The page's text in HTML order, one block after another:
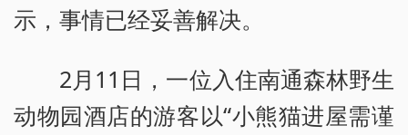
示，事情已经妥善解决。
2月11日，一位入住南通森林野生
动物园酒店的游客以“小熊猫进屋需谨